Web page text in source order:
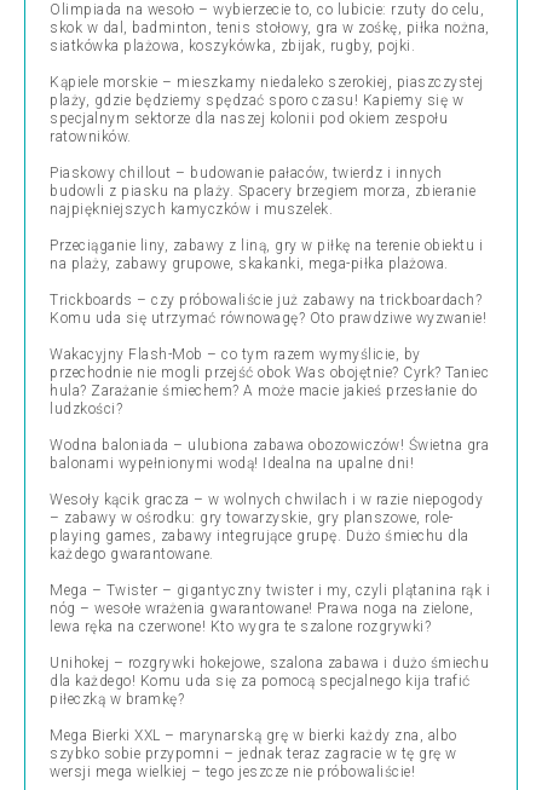
Olimpiada na wesoło – wybierzecie to, co lubicie: rzuty do celu,
skok w dal, badminton, tenis stołowy, gra w zośkę, piłka nożna,
siatkówka plażowa, koszykówka, zbijak, rugby, pojki.
Kąpiele morskie – mieszkamy niedaleko szerokiej, piaszczystej
plaży, gdzie będziemy spędzać sporo czasu! Kapiemy się w
specjalnym sektorze dla naszej kolonii pod okiem zespołu
ratowników.
Piaskowy chillout – budowanie pałaców, twierdz i innych
budowli z piasku na plaży. Spacery brzegiem morza, zbieranie
najpiękniejszych kamyczków i muszelek.
Przeciąganie liny, zabawy z liną, gry w piłkę na terenie obiektu i
na plaży, zabawy grupowe, skakanki, mega-piłka plażowa.
Trickboards – czy próbowaliście już zabawy na trickboardach?
Komu uda się utrzymać równowagę? Oto prawdziwe wyzwanie!
Wakacyjny Flash-Mob – co tym razem wymyślicie, by
przechodnie nie mogli przejść obok Was obojętnie? Cyrk? Taniec
hula? Zarażanie śmiechem? A może macie jakieś przesłanie do
ludzkości?
Wodna baloniada – ulubiona zabawa obozowiczów! Świetna gra
balonami wypełnionymi wodą! Idealna na upalne dni!
Wesoły kącik gracza – w wolnych chwilach i w razie niepogody
– zabawy w ośrodku: gry towarzyskie, gry planszowe, role-
playing games, zabawy integrujące grupę. Dużo śmiechu dla
każdego gwarantowane.
Mega – Twister – gigantyczny twister i my, czyli plątanina rąk i
nóg – wesołe wrażenia gwarantowane! Prawa noga na zielone,
lewa ręka na czerwone! Kto wygra te szalone rozgrywki?
Unihokej – rozgrywki hokejowe, szalona zabawa i dużo śmiechu
dla każdego! Komu uda się za pomocą specjalnego kija trafić
piłeczką w bramkę?
Mega Bierki XXL – marynarską grę w bierki każdy zna, albo
szybko sobie przypomni – jednak teraz zagracie w tę grę w
wersji mega wielkiej – tego jeszcze nie próbowaliście!